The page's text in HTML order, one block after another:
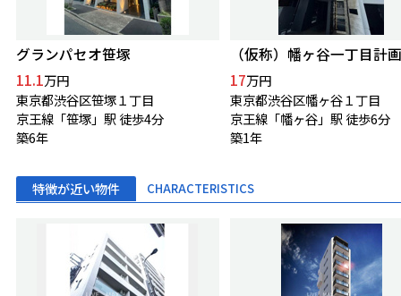
グランパセオ笹塚
11.1万円
東京都渋谷区笹塚１丁目
京王線「笹塚」駅 徒歩4分
築6年
（仮称）幡ヶ谷一丁目計画
17万円
東京都渋谷区幡ヶ谷１丁目
京王線「幡ヶ谷」駅 徒歩6分
築1年
特徴が近い物件 CHARACTERISTICS